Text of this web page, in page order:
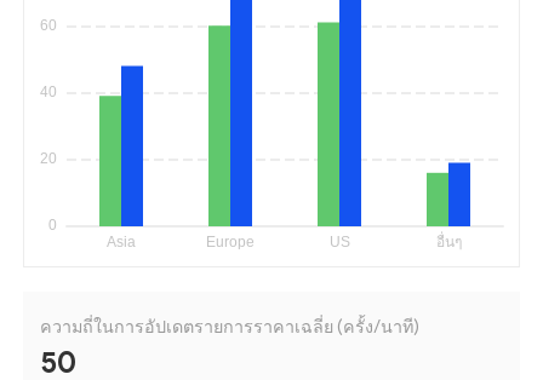
ความถี่ในการอัปเดตรายการราคาเฉลี่ย (ครั้ง/นาที)
50